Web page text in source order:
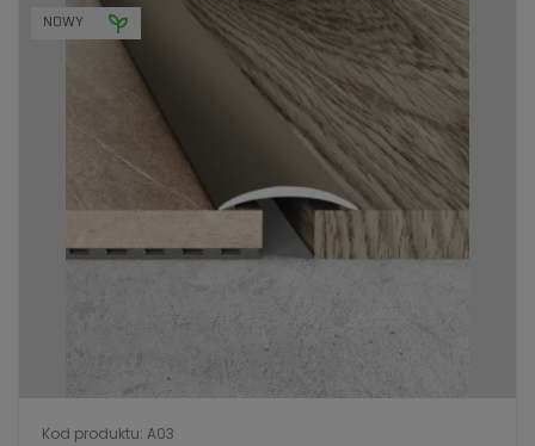
Kod produktu: A03
NOWY